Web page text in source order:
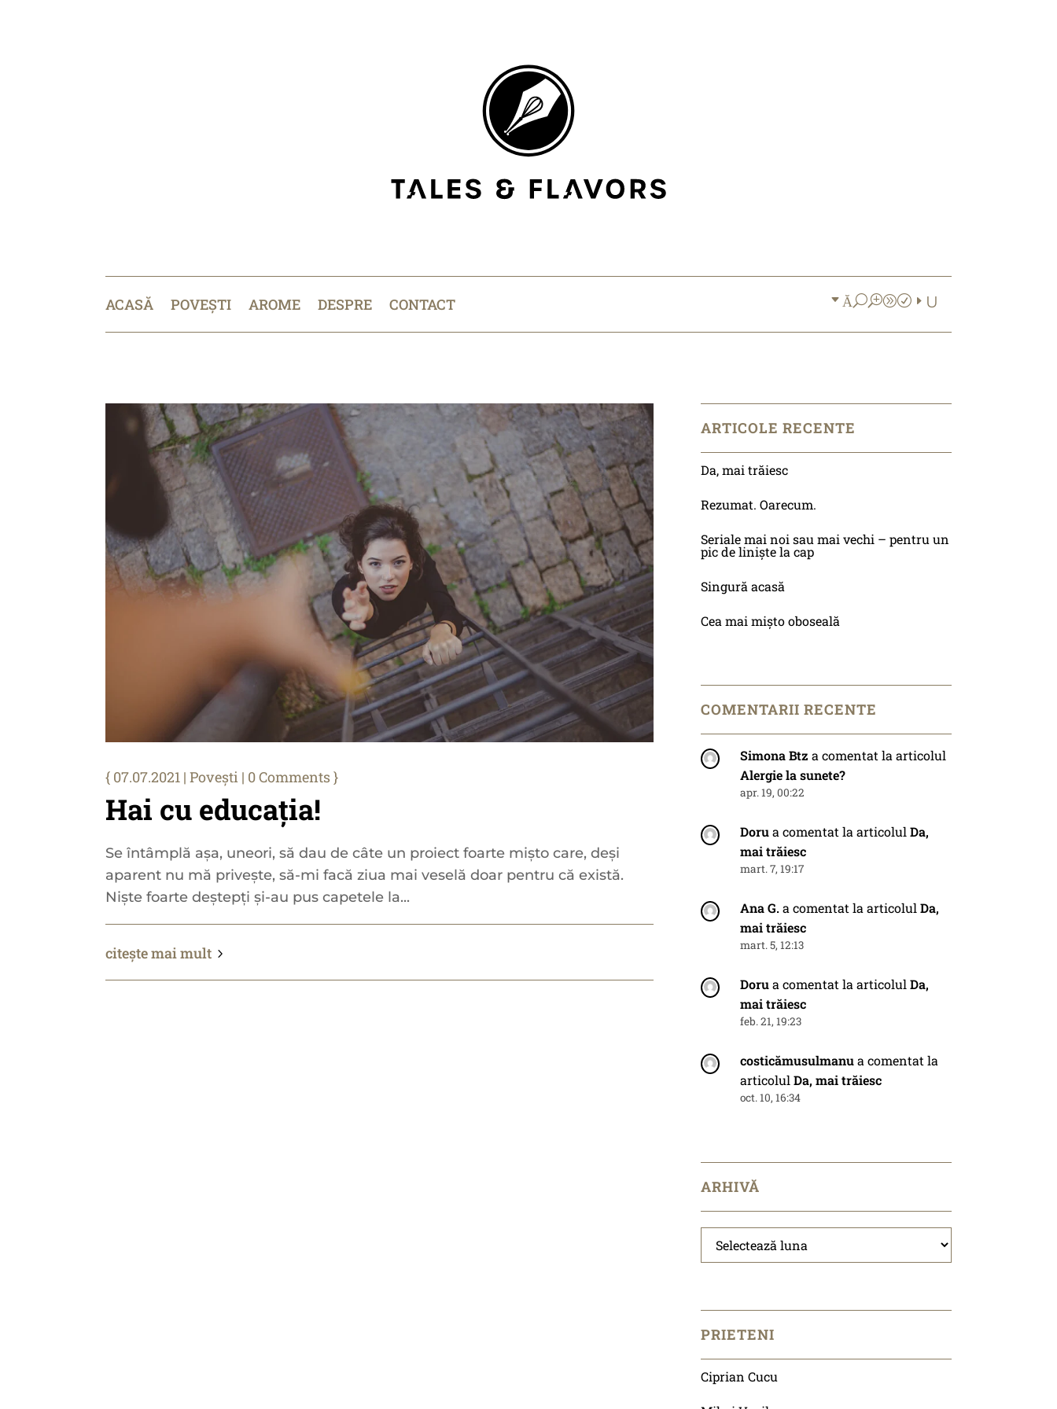
ACASĂ POVEȘTI AROME DESPRE CONTACT
Hai cu educația!
07.07.2021 |Povești | 0 Comments
Se întâmplă așa, uneori, să dau de câte un proiect foarte mișto care, deși
aparent nu mă privește, să-mi facă ziua mai veselă doar pentru că există.
Niște foarte deștepți și-au pus capetele la...
citește mai mult
ARTICOLE RECENTE
Da, mai trăiesc
Rezumat. Oarecum.
Seriale mai noi sau mai vechi – pentru un
pic de liniște la cap
Singură acasă
Cea mai mișto oboseală
COMENTARII RECENTE
Simona Btz a comentat la articolul
Alergie la sunete?
apr. 19, 00:22
Dorua comentat la articolulDa,
mai trăiesc
mart. 7, 19:17
Ana G.a comentat la articolulDa,
mai trăiesc
mart. 5, 12:13
Dorua comentat la articolulDa,
mai trăiesc
feb. 21, 19:23
costicămusulmanua comentat la
articolulDa, mai trăiesc
oct. 10, 16:34
ARHIVĂ
Arhivă
PRIETENI
Ciprian Cucu